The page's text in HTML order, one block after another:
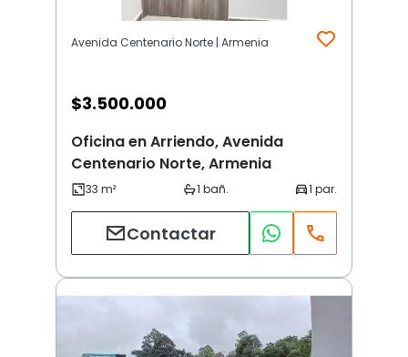
Avenida Centenario Norte | Armenia
$3.500.000
Oficina en Arriendo, Avenida
Centenario Norte, Armenia
Contactar